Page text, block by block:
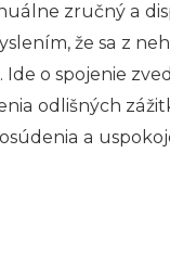
zručný a
že sa z
Ide o spojenie
odlišných
a